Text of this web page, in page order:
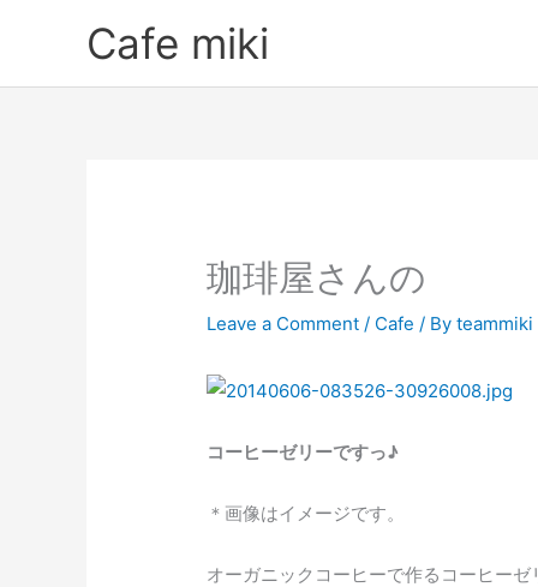
Cafe miki
珈琲屋さんの
Leave a Comment / Cafe / Byteammiki
コーヒーゼリーですっ♪
＊画像はイメージです。
オーガニックコーヒーで作るコーヒー